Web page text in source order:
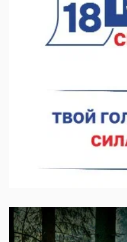
06.08.2026 15:03
Более 30 нижегородцев
06.08.2026 14:46